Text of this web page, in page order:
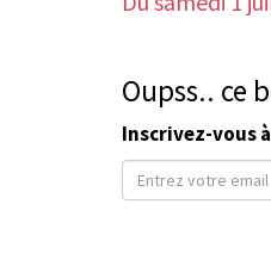
Oupss.. ce
Inscrivez-vous